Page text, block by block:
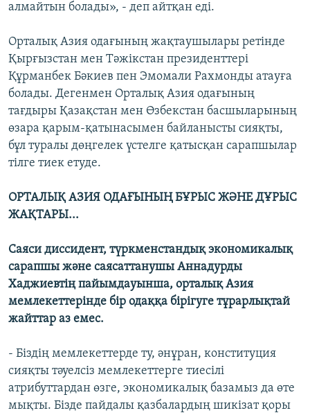
алмайтын болады», - деп айтқан еді.
Орталық Азия одағының жақтаушылары ретінде
Қырғызстан мен Тәжікстан президенттері
Құрманбек Бәкиев пен Эмомали Рахмонды атауға
болады. Дегенмен Орталық Азия одағының
тағдыры Қазақстан мен Өзбекстан басшыларының
өзара қарым-қатынасымен байланысты сияқты,
бұл туралы дөңгелек үстелге қатысқан сарапшылар
тілге тиек етуде.
ОРТАЛЫҚ АЗИЯ ОДАҒЫНЫҢ БҰРЫС ЖӘНЕ ДҰРЫС
ЖАҚТАРЫ...
Саяси диссидент, түркменстандық экономикалық
сарапшы және саясаттанушы Аннадурды
Хаджиевтің пайымдауынша, орталық Азия
мемлекеттерінде бір одаққа бірігуге тұрарлықтай
жайттар аз емес.
- Біздің мемлекеттерде ту, әнұран, конституция
сияқты тәуелсіз мемлекеттерге тиесілі
атрибуттардан өзге, экономикалық базамыз да өте
мықты. Бізде пайдалы қазбалардың шикізат қоры